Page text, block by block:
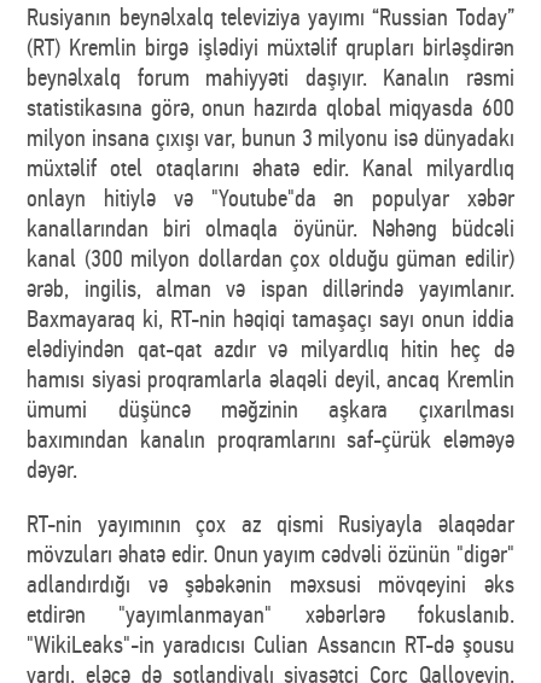
Rusiyanın beynəlxalq televiziya yayımı “Russian Today”
(RT) Kremlin birgə işlədiyi müxtəlif qrupları birləşdirən
beynəlxalq forum mahiyyəti daşıyır. Kanalın rəsmi
statistikasına görə, onun hazırda qlobal miqyasda 600
milyon insana çıxışı var, bunun 3 milyonu isə dünyadakı
müxtəlif otel otaqlarını əhatə edir. Kanal milyardlıq
onlayn hitiylə və "Youtube"da ən populyar xəbər
kanallarından biri olmaqla öyünür. Nəhəng büdcəli
kanal (300 milyon dollardan çox olduğu güman edilir)
ərəb, ingilis, alman və ispan dillərində yayımlanır.
Baxmayaraq ki, RT-nin həqiqi tamaşaçı sayı onun iddia
elədiyindən qat-qat azdır və milyardlıq hitin heç də
hamısı siyasi proqramlarla əlaqəli deyil, ancaq Kremlin
ümumi düşüncə məğzinin aşkara çıxarılması
baxımından kanalın proqramlarını saf-çürük eləməyə
dəyər.
RT-nin yayımının çox az qismi Rusiyayla əlaqədar
mövzuları əhatə edir. Onun yayım cədvəli özünün "digər"
adlandırdığı və şəbəkənin məxsusi mövqeyini əks
etdirən "yayımlanmayan" xəbərlərə fokuslanıb.
"WikiLeaks"-in yaradıcısı Culian Assancın RT-də şousu
vardı, eləcə də şotlandiyalı siyasətçi Corc Qalloveyin.